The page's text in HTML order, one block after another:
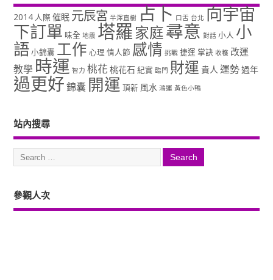
2014 人際 催眠 元辰宮 半澤直樹 占卜 口舌 台北 向宇宙
下訂單 味全 地震 塔羅家庭尋意 對話 小人 小
語小錦囊 工作 心理 情人節 感情 挑戰 捷運 掌訣 收穫 改運
教學 時運 智力 桃花 桃花石 紀實 臨門 財運 貴人 運勢過年
過更好錦囊 開運 頂新 風水 鴻運 黃色小鴨
站內搜尋
參觀人次